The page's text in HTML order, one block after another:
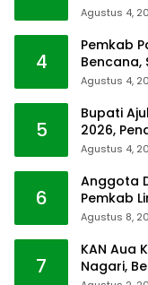
Agustus 4,
4
Pemkab
Bencana,
Agustus 4,
5
Bupati
2026,
Agustus 4,
6
Anggota
Pemkab
Agustus 8,
7
KAN Aua
Nagari,